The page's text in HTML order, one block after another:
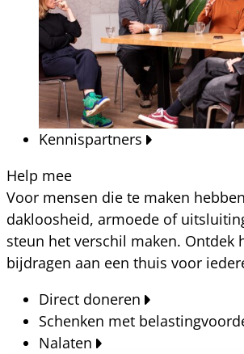
Kennispartners
Help mee
Voor mensen die te maken
dakloosheid, armoede of
steun het verschil maken. Ontdek
bijdragen aan een thuis voor
Direct doneren
Schenken met
Nalaten